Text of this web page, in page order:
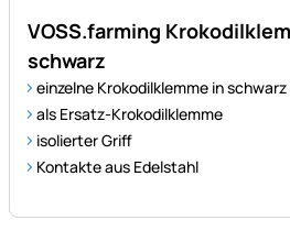
VOSS.farming
schwarz
einzelne Krokodilklemme in schwarz
als Ersatz-Krokodilklemme
isolierter Griff
Kontakte aus Edelstahl